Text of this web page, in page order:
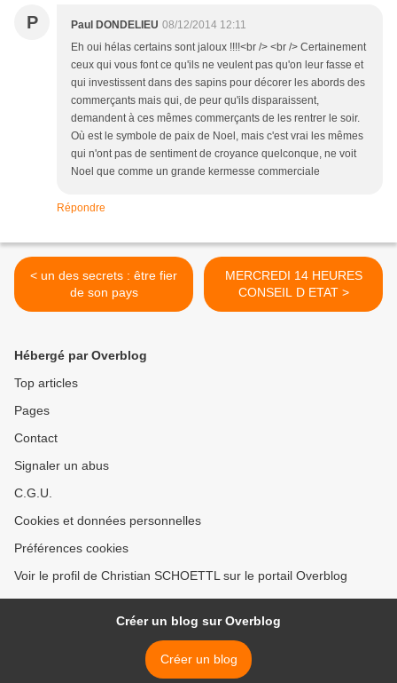
P Paul DONDELIEU 08/12/2014 12:11
Eh oui hélas certains sont jaloux !!!!<br /> <br /> Certainement
ceux qui vous font ce qu'ils ne veulent pas qu'on leur fasse et
qui investissent dans des sapins pour décorer les abords des
commerçants mais qui, de peur qu'ils disparaissent,
demandent à ces mêmes commerçants de les rentrer le soir.
Où est le symbole de paix de Noel, mais c'est vrai les mêmes
qui n'ont pas de sentiment de croyance quelconque, ne voit
Noel que comme un grande kermesse commerciale
Répondre
< un des secrets : être fier
de son pays
MERCREDI 14 HEURES
CONSEIL D ETAT >
Hébergé par Overblog
Top articles
Pages
Contact
Signaler un abus
C.G.U.
Cookies et données personnelles
Préférences cookies
Voir le profil de Christian SCHOETTL sur le portail Overblog
Créer un blog sur Overblog
Créer un blog